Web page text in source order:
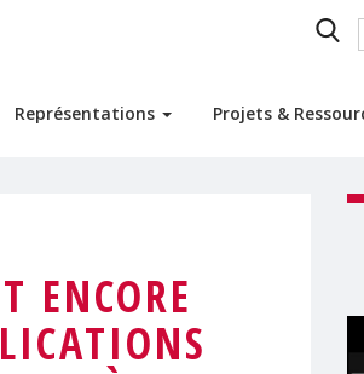
Représentations Projets &
ENCORE